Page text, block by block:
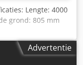
Lengte: 4000
grond: 805 mm
600 mm
80 V
Gewicht: 3,25
m Batterijtype:
Advertentie